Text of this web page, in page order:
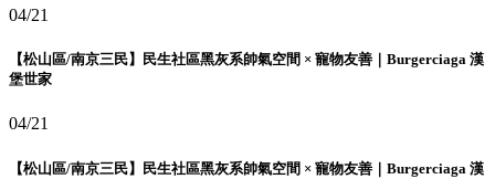
04/21
【松山區/南京三民】民生社區黑灰系帥氣空間 × 寵物友善｜Burgerciaga 漢
堡世家
04/21
【松山區/南京三民】民生社區黑灰系帥氣空間 × 寵物友善｜Burgerciaga 漢